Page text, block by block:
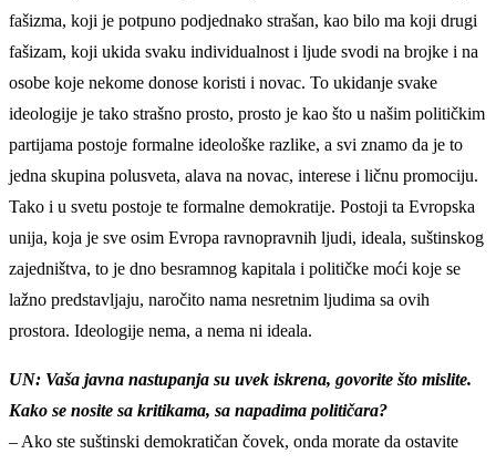
fašizma, koji je potpuno podjednako strašan, kao bilo ma koji drugi
fašizam, koji ukida svaku individualnost i ljude svodi na brojke i na
osobe koje nekome donose koristi i novac. To ukidanje svake
ideologije je tako strašno prosto, prosto je kao što u našim političkim
partijama postoje formalne ideološke razlike, a svi znamo da je to
jedna skupina polusveta, alava na novac, interese i ličnu promociju.
Tako i u svetu postoje te formalne demokratije. Postoji ta Evropska
unija, koja je sve osim Evropa ravnopravnih ljudi, ideala, suštinskog
zajedništva, to je dno besramnog kapitala i političke moći koje se
lažno predstavljaju, naročito nama nesretnim ljudima sa ovih
prostora. Ideologije nema, a nema ni ideala.
UN: Vaša javna nastupanja su uvek iskrena, govorite što mislite.
Kako se nosite sa kritikama, sa napadima političara?
– Ako ste suštinski demokratičan čovek, onda morate da ostavite